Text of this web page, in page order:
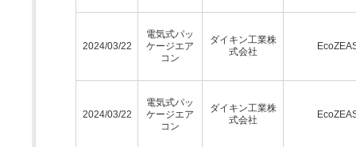
2024/03/22
電気式パッ
ケージエア
コン
ダイキン工業株
式会社
2024/03/22
電気式パッ
ケージエア
コン
ダイキン工業株
式会社